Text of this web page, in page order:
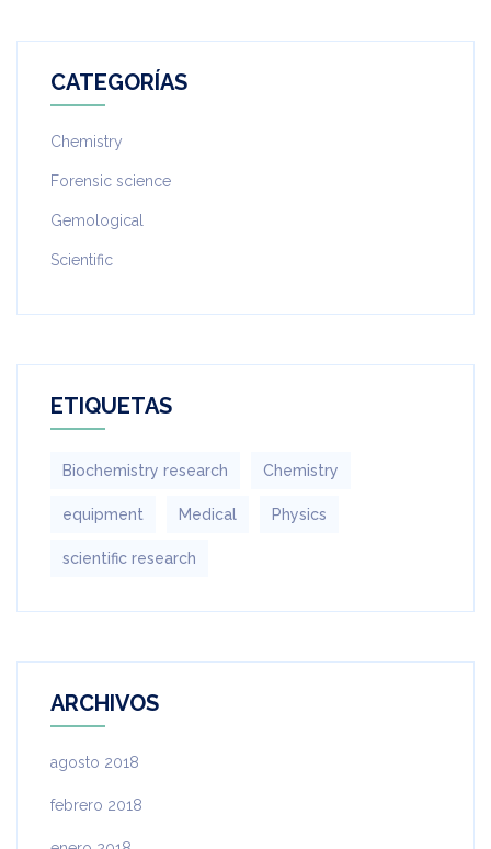
CATEGORÍAS
Chemistry
Forensic science
Gemological
Scientific
ETIQUETAS
Biochemistry research Chemistry
equipment‎ Medical Physics
scientific research
ARCHIVOS
agosto 2018
febrero 2018